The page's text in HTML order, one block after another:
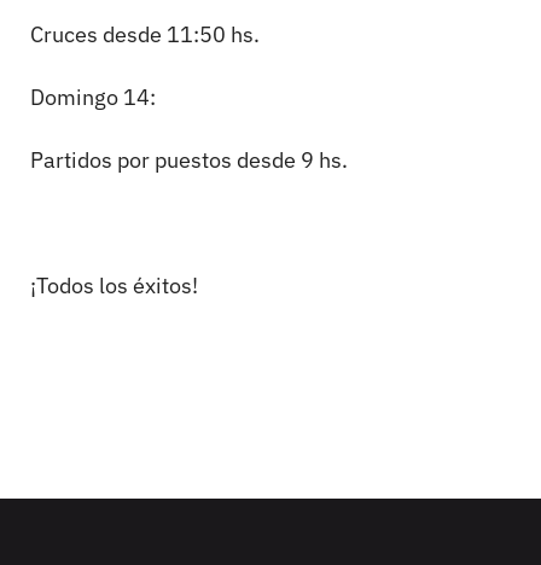
Cruces desde 11:50 hs.
Domingo 14:
Partidos por puestos desde 9 hs.
¡Todos los éxitos!